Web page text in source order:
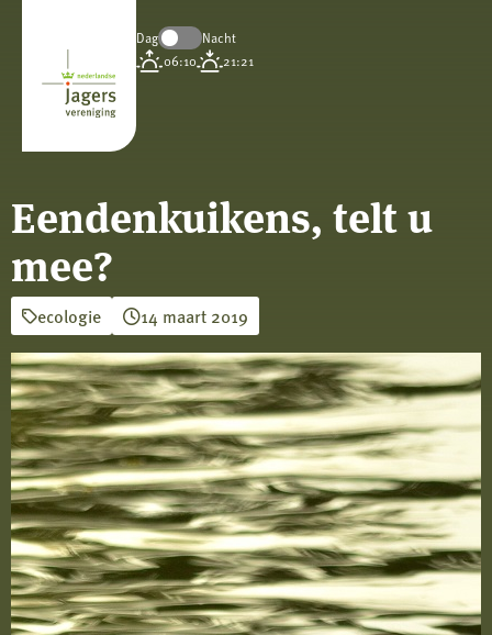
Koninklijke
Nederlandse
Jagersvereniging
Dag
Nacht
06:10
21:21
Eendenkuikens, telt u
mee?
ecologie 14 maart 2019